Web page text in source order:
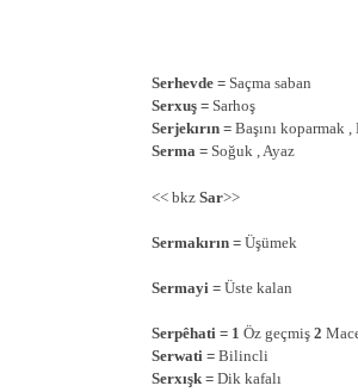
Serhevde = Saçma saban
Serxuş= Sarhoş
Serjekırın= Başını koparmak ,
Serma =Soğuk , Ayaz
<< bkz Sar>>
Sermakırın = Üşümek
Sermayi =Üste kalan
Serpêhati = 1 Öz geçmiş2
Serwati = Bilincli
Serxışk= Dik kafalı